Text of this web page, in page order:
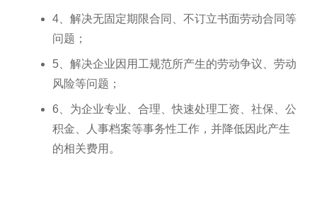
4、解决无固定期限合同、不订立书面劳动合同等
问题；
5、解决企业因用工规范所产生的劳动争议、劳动
风险等问题；
6、为企业专业、合理、快速处理工资、社保、公
积金、人事档案等事务性工作，并降低因此产生
的相关费用。